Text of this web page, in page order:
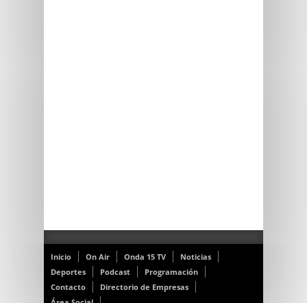
Inicio On Air Onda 15 TV
Noticias
Deportes
Podcast
Programación
Contacto
Directorio de Empresas